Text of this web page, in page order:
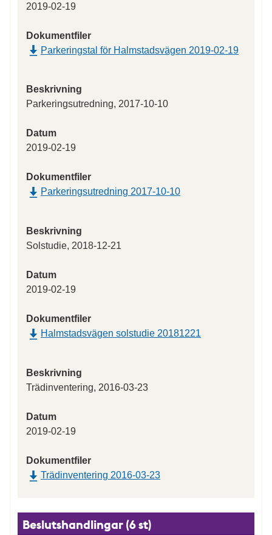
2019-02-19
Dokumentfiler
Parkeringstal för Halmstadsvägen 2019-02-19
Beskrivning
Parkeringsutredning, 2017-10-10
Datum
2019-02-19
Dokumentfiler
Parkeringsutredning 2017-10-10
Beskrivning
Solstudie, 2018-12-21
Datum
2019-02-19
Dokumentfiler
Halmstadsvägen solstudie 20181221
Beskrivning
Trädinventering, 2016-03-23
Datum
2019-02-19
Dokumentfiler
Trädinventering 2016-03-23
Beslutshandlingar (6 st)